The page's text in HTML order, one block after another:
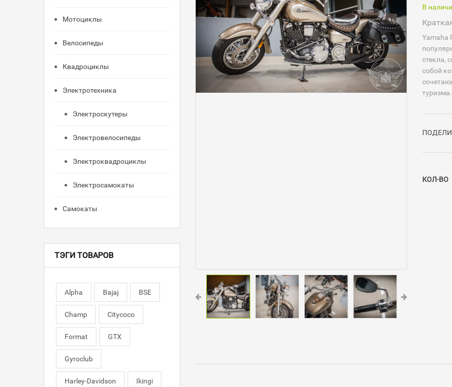
Мотоциклы
Велосипеды
Квадроциклы
Электротехника
Электроскутеры
Электровелосипеды
Электроквадроциклы
Электросамокаты
Самокаты
ТЭГИ ТОВАРОВ
Alpha Bajaj BSE
Champ Citycoco
Format GTX
Gyroclub
Harley-Davidson Ikingi
В
Yamaha
стекла,
собой
туризма.
КОЛ-ВО